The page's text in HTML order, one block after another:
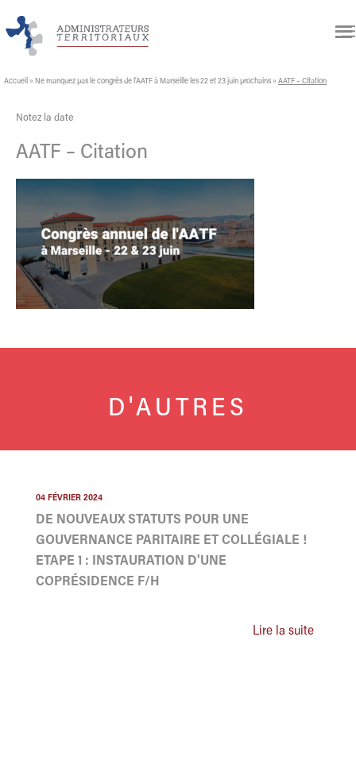
Accueil » Ne manquez pas le congrès de l’AATF à Marseille les 22 et 23 juin prochains » AATF – Citation
Notez la date
AATF – Citation
D'AUTRES
04 FÉVRIER 2024
DE NOUVEAUX STATUTS POUR UNE
GOUVERNANCE PARITAIRE ET COLLÉGIALE !
ETAPE 1 : INSTAURATION D'UNE
COPRÉSIDENCE F/H
Lire la suite